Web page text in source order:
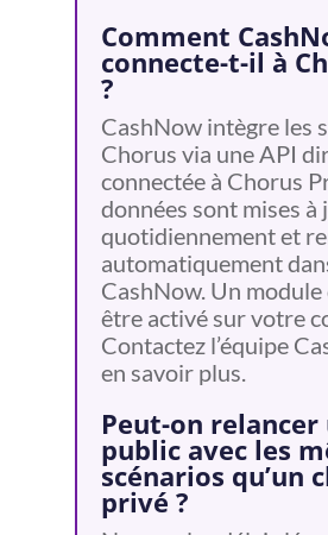
Comment
connecte-t-il à
?
CashNow intègre les
Chorus via une API
connectée à Chorus
données sont mises à
quotidiennement et
automatiquement
CashNow. Un
être activé sur votre
Contactez l’équipe
en savoir plus.
Peut-on
public avec les
scénarios qu’un
privé ?